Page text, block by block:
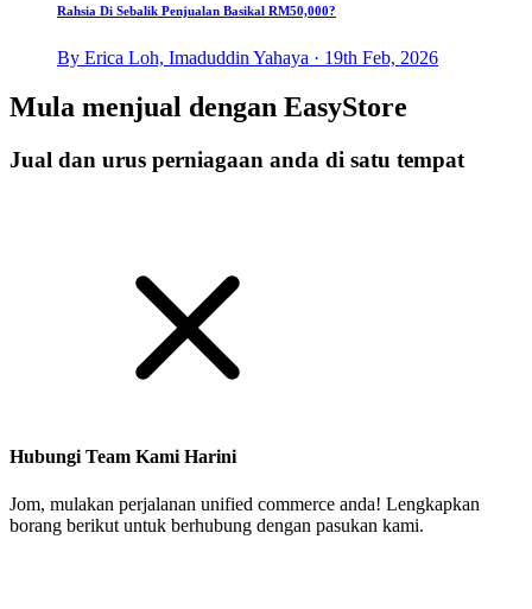
Rahsia Di Sebalik Penjualan Basikal RM50,000?
By Erica Loh, Imaduddin Yahaya · 19th Feb, 2026
Mula menjual dengan EasyStore
Jual dan urus perniagaan anda di satu tempat
Hubungi Team Kami Harini
Jom, mulakan perjalanan unified commerce anda! Lengkapkan
borang berikut untuk berhubung dengan pasukan kami.